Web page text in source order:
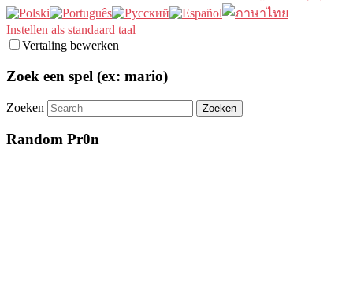
Instellen als standaard taal
Vertaling bewerken
Zoek een spel (ex: mario)
Zoeken
Random Pr0n